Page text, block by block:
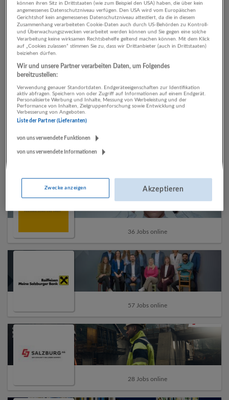
Automatisch neue Jobs per E-Mail erhalten?
Jetzt Suchagent aktivieren!
Top-Arbeitgeber
36 Jobs online
57 Jobs online
28 Jobs online
können ihren Sitz in Drittstaaten (wie zum Beispiel den USA) haben, die über kein
angemessenes Datenschutzniveau verfügen. Den USA wird vom Europäischen
Gerichtshof kein angemessenes Datenschutzniveau attestiert, da die in diesem
Zusammenhang verarbeiteten Cookie-Daten auch durch US-Behörden zu Kontroll-
und Überwachungszwecken verarbeitet werden können und Sie gegen eine solche
Verarbeitung keine wirksamen Rechtsbehelfe geltend machen können. Mit dem Klick
auf „Cookies zulassen“ stimmen Sie zu, dass wir Drittanbieter (auch in Drittstaaten)
beiziehen dürfen.
Wir und unsere Partner verarbeiten Daten, um Folgendes
bereitzustellen:
Verwendung genauer Standortdaten. Endgeräteeigenschaften zur Identifikation
aktiv abfragen. Speichern von oder Zugriff auf Informationen auf einem Endgerät.
Personalisierte Werbung und Inhalte, Messung von Werbeleistung und der
Performance von Inhalten, Zielgruppenforschung sowie Entwicklung und
Verbesserung von Angeboten.
Liste der Partner (Lieferanten)
von uns verwendete Funktionen
von uns verwendete Informationen
Zwecke anzeigen Akzeptieren